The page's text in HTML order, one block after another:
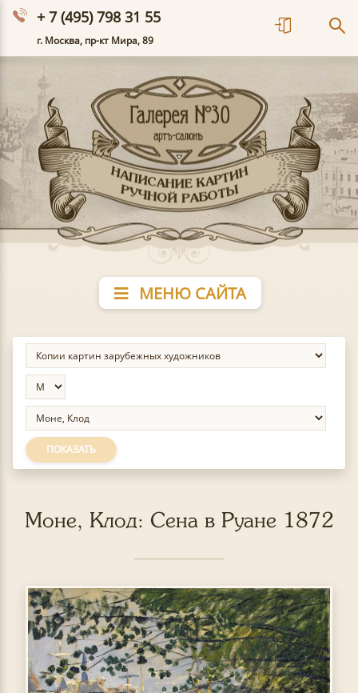
+ 7 (495) 798 31 55
г. Москва, пр-кт Мира, 89
МЕНЮ САЙТА
ПОКАЗАТЬ
Моне, Клод: Сена в Руане 1872